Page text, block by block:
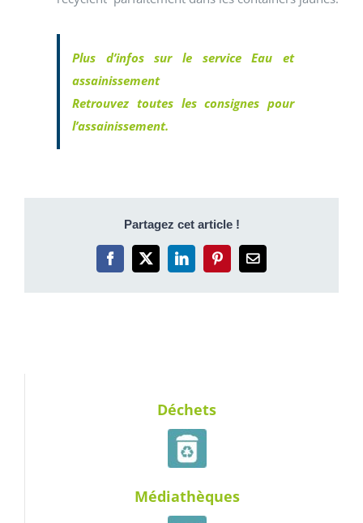
Plus d’infos sur le service Eau et
assainissement
Retrouvez toutes les consignes pour
l’assainissement.
Partagez cet article !
Facebook
X LinkedInPinterestEmail
Déchets
Médiathèques